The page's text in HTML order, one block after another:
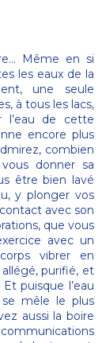
Même en si
les eaux de la
une seule
à tous les lacs,
l’eau de cette
encore plus
combien
donner sa
être bien lavé
y plonger vos
avec son
que vous
avec un
vibrer en
purifié, et
puisque l’eau
mêle le plus
aussi la boire